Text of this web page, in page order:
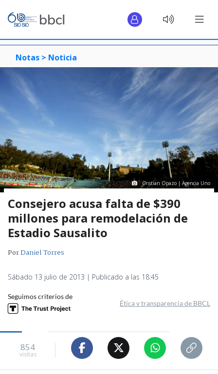
Notas > Noticia
Cristian Opazo | Agencia Uno
Consejero acusa falta de $390
millones para remodelación de
Estadio Sausalito
PorDaniel Torres
Sábado 13 julio de 2013 | Publicado a las 18:45
Seguimos criterios de
Ética y transparencia de BBCL
854
visitas